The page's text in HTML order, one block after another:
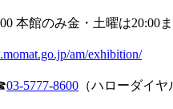
本館のみ金・土曜は20:00
am/exhibition/
03-5777-8600 （ハローダイヤ